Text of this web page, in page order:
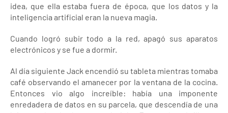
idea, que ella estaba fuera de época, que los datos y la
inteligencia artificial eran la nueva magia.
Cuando logró subir todo a la red, apagó sus aparatos
electrónicos y se fue a dormir.
Al día siguiente Jack encendió su tableta mientras tomaba
café observando el amanecer por la ventana de la cocina.
Entonces vio algo increíble: había una imponente
enredadera de datos en su parcela, que descendía de una